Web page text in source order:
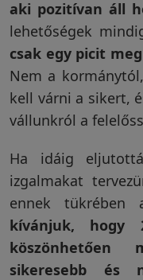
aki pozitívan áll
lehetőségek
csak egy picit
Nem a
kell várni a sikert,
vállunkról a
Ha idáig
izgalmakat
ennek tükrében
kívánjuk, hogy
köszönhetően
sikeresebb és